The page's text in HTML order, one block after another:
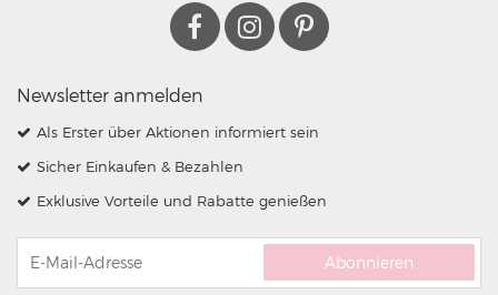
Newsletter anmelden
Als Erster über Aktionen informiert sein
Sicher Einkaufen & Bezahlen
Exklusive Vorteile und Rabatte genießen
Abonnieren